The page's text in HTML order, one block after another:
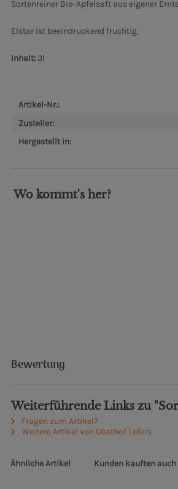
Sortenreiner Bio-Apfelsaft aus eigener
Elstar ist beeindruckend fruchtig.
Inhalt: 3l
Artikel-Nr.:
Zusteller:
Hergestellt in:
Wo kommt's her?
Bewertung
Weiterführende Links zu
Fragen zum Artikel?
Weitere Artikel von Obsthof Lefers
Ähnliche Artikel Kunden kauften auch